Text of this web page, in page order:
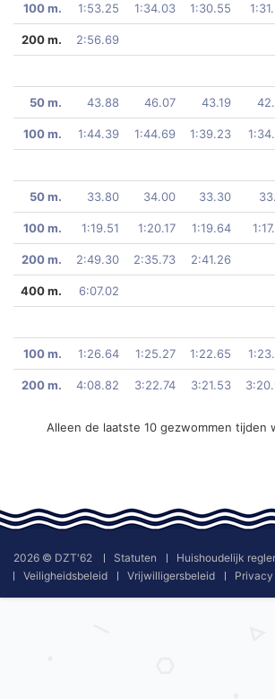
100 m. 1:53.25 1:34.03 1:30.55
200 m. 2:56.69
50 m. 43.88 46.07 43.19
100 m. 1:44.39 1:44.69 1:39.23
50 m. 33.80 34.00 33.30
100 m. 1:19.51 1:20.17 1:19.64
200 m. 2:49.30 2:35.73 2:41.26
400 m. 6:07.02
100 m. 1:26.64 1:25.27 1:22.65
200 m. 4:08.82 3:22.74 3:21.53
Alleen de laatste 10 gezwommen
2026 © DZT'62 Statuten
Huishoudelijk
Veiligheidsbeleid
Vrijwilligersbeleid